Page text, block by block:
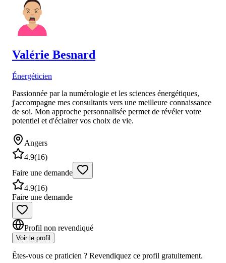
Valérie Besnard
Énergéticien
Passionnée par la numérologie et les sciences énergétiques,
j'accompagne mes consultants vers une meilleure connaissance
de soi. Mon approche personnalisée permet de révéler votre
potentiel et d'éclairer vos choix de vie.
Angers
4.9(16)
Faire une demande
4.9(16)
Faire une demande
Profil non revendiqué
Voir le profil
Êtes-vous ce praticien ? Revendiquez ce profil gratuitement.